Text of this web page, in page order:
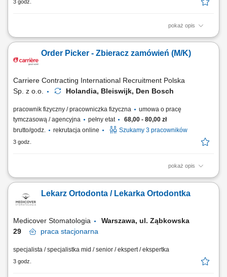
3 godz.
pokaż opis
Twój zakres obowiązków: Montaż ścian, sufitów oraz innych zabudów z
suchej zabudowy; Szpachlowanie połączeń oraz przygotowanie
powierzchni do dalszych prac wykończeniowych; Prace przy realizacji
Order Picker - Zbieracz zamówień (M/K)
Carriere Contracting International Recruitment Polska
Sp. z o.o.
Holandia, Bleiswijk, Den Bosch
pracownik fizyczny / pracowniczka fizyczna
umowa o pracę
tymczasową / agencyjna
pełny etat
68,00 - 80,00 zł
brutto/godz.
rekrutacja online Szukamy 3 pracowników
3 godz.
pokaż opis
Chcesz zacząć pracę za granicą i szukasz stabilnego zatrudnienia w
konkurencyjne wynagrodzenie, bezpieczne zakwaterowanie oraz
wsparcie na każdym etapie pracy. Nawet jeśli nie masz dużego
Lekarz Ortodonta / Lekarka Ortodontka
Medicover Stomatologia
Warszawa, ul. Ząbkowska
29
praca stacjonarna
specjalista / specjalistka mid / senior / ekspert / ekspertka
3 godz.